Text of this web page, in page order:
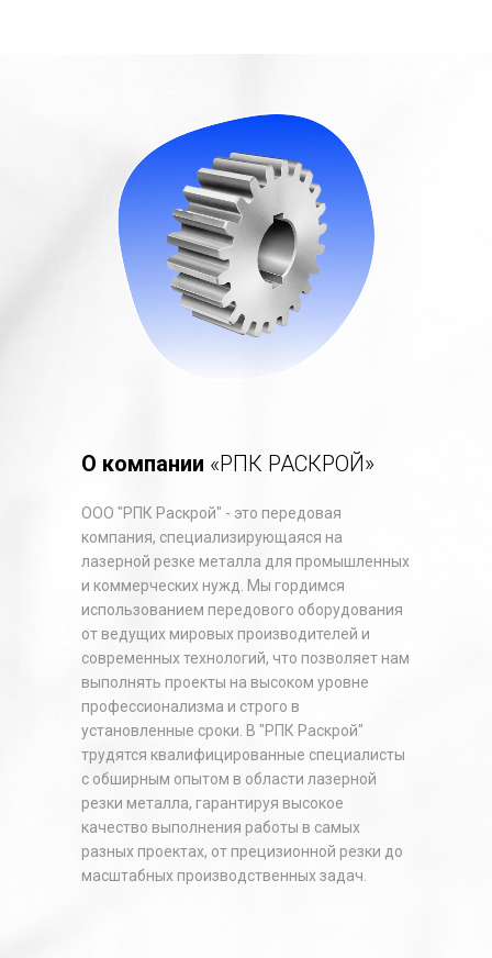
ООО "РПК Раскрой" - это передовая
компания, специализирующаяся на
лазерной резке металла для промышленных
и коммерческих нужд. Мы гордимся
использованием передового оборудования
от ведущих мировых производителей и
современных технологий, что позволяет нам
выполнять проекты на высоком уровне
профессионализма и строго в
установленные сроки. В "РПК Раскрой"
трудятся квалифицированные специалисты
с обширным опытом в области лазерной
резки металла, гарантируя высокое
качество выполнения работы в самых
разных проектах, от прецизионной резки до
масштабных производственных задач.
О компании «РПК РАСКРОЙ»